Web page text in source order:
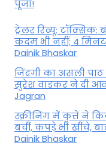
पूजा!
ट्रेलर रिव्यू:
कदम भी नहीं; 4
Dainik Bhaskar
जिंदगी का असली पाठ
सुरेश वाडकर ने दी
Jagran
स्क्रीनिंग में कुत्ते ने
बचीं, कपड़े भी खींचे,
Dainik Bhaskar